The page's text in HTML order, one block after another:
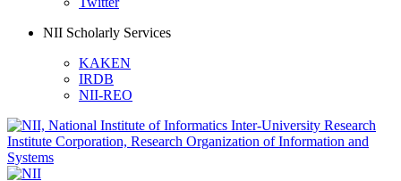
NII Scholarly Services
KAKEN
IRDB
NII-REO